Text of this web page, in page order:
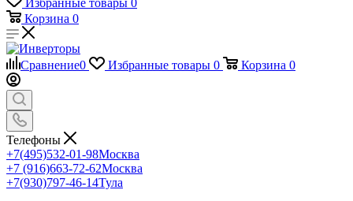
Избранные товары 0
Корзина 0
Сравнение0 Избранные товары 0 Корзина 0
Телефоны
+7(495)532-01-98Москва
+7 (916)663-72-62Москва
+7(930)797-46-14Тула